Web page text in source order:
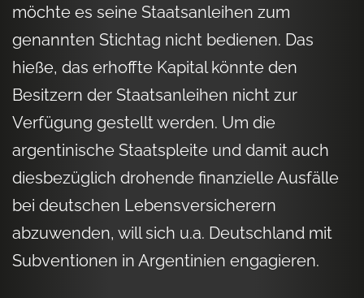
möchte es seine Staatsanleihen zum
genannten Stichtag nicht bedienen. Das
hieße, das erhoffte Kapital könnte den
Besitzern der Staatsanleihen nicht zur
Verfügung gestellt werden. Um die
argentinische Staatspleite und damit auch
diesbezüglich drohende finanzielle Ausfälle
bei deutschen Lebensversicherern
abzuwenden, will sich u.a. Deutschland mit
Subventionen in Argentinien engagieren.